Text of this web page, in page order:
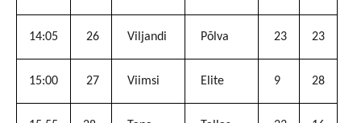
14:05 26 Viljandi Põlva 23 23
15:00 27 Viimsi Elite 9 28